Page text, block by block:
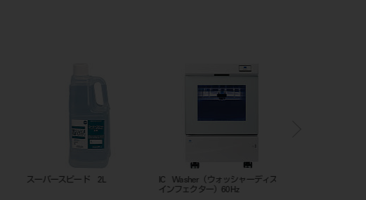
スノーホワイト （粉末）2.5kg入 松風イエローワックス